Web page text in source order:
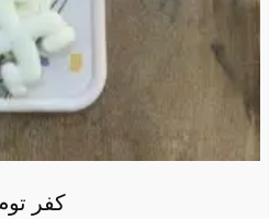
كفر توم